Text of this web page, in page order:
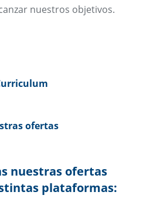
nuestros objetivos.
ofertas
nuestras ofertas
plataformas: